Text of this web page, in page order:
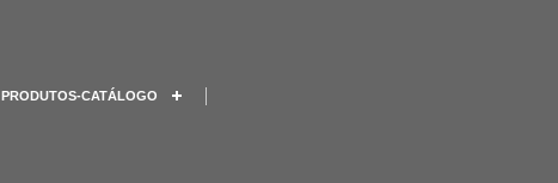
PRODUTOS-CATÁLOGO